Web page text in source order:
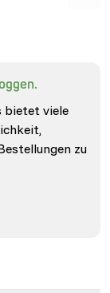
bietet viele
zu